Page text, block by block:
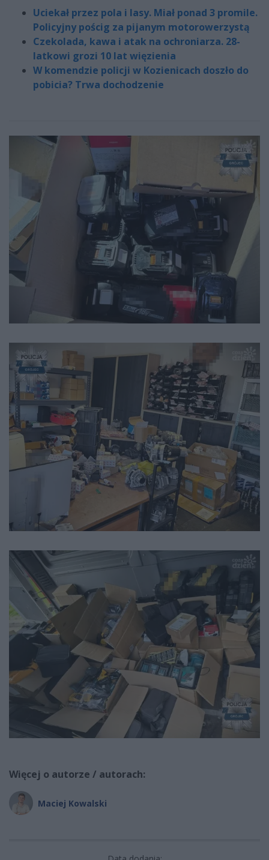
Uciekał przez pola i lasy. Miał ponad 3 promile.
Policyjny pościg za pijanym motorowerzystą
Czekolada, kawa i atak na ochroniarza. 28-
latkowi grozi 10 lat więzienia
W komendzie policji w Kozienicach doszło do
pobicia? Trwa dochodzenie
Więcej o autorze / autorach:
Maciej Kowalski